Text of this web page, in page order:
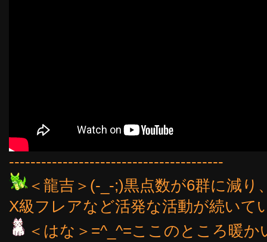
----------------------------------------
＜龍吉＞(-_-;)黒点数が6群に減
X級フレアなど活発な活動が続いて
＜はな＞=^_^=ここのところ暖